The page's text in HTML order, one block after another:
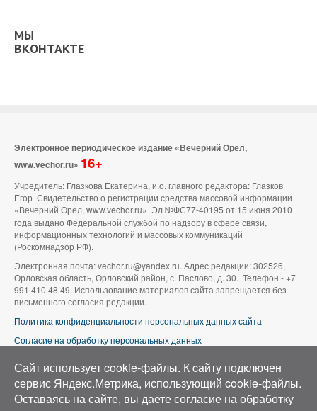
МЫ
ВКОНТАКТЕ
Электронное периодическое издание «Вечерний Орел,
www.vechor.ru» 16+
Учредитель: Глазкова Екатерина, и.о. главного редактора: Глазков
Егор Свидетельство о регистрации средства массовой информации
«Вечерний Орел, www.vechor.ru» Эл №ФС77-40195 от 15 июня 2010
года выдано Федеральной службой по надзору в сфере связи,
информационных технологий и массовых коммуникаций
(Роскомнадзор РФ).
Электронная почта: vechor.ru@yandex.ru. Адрес редакции: 302526,
Орловская область, Орловский район, с. Паслово, д. 30. Телефон - +7
991 410 48 49. Использование материалов сайта запрещается без
письменного согласия редакции.
Политика конфиденциальности персональных данных сайта
Согласие на обработку персональных данных
Аэросъемка в Орле»
Сайт использует cookie-файлы. К cайту подключен
сервис Яндекс.Метрика, использующий cookie-файлы.
Оставаясь на сайте, вы даете согласие на обработку